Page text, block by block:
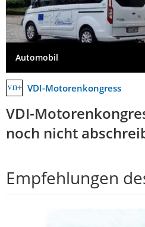
Automobil
VDI-Motorenkongress
VDI-
noch nicht
Empfehlungen